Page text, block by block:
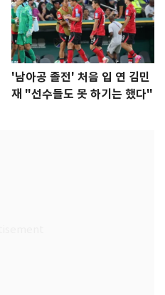
'남아공 졸전' 처음 입 연 김민
재 "선수들도 못 하기는 했다"